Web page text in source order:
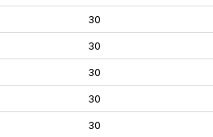
30
30
30
30
30